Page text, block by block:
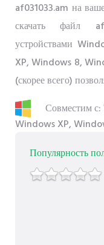
af031033.am на
скачать файл
устройствами
XP, Windows 8,
(скорее всего)
Совместим
Windows XP,
Популярность